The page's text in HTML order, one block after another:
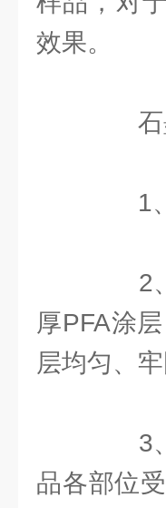
效果。
石墨
1、
2、
厚PFA涂
层均匀、
3、
品各部位